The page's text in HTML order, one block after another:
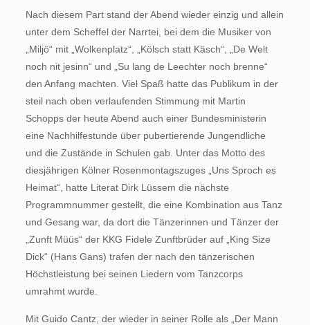
Nach diesem Part stand der Abend wieder einzig und allein
unter dem Scheffel der Narrtei, bei dem die Musiker von
„Miljö“ mit „Wolkenplatz“, „Kölsch statt Käsch“, „De Welt
noch nit jesinn“ und „Su lang de Leechter noch brenne“
den Anfang machten. Viel Spaß hatte das Publikum in der
steil nach oben verlaufenden Stimmung mit Martin
Schopps der heute Abend auch einer Bundesministerin
eine Nachhilfestunde über pubertierende Jungendliche
und die Zustände in Schulen gab. Unter das Motto des
diesjährigen Kölner Rosenmontagszuges „Uns Sproch es
Heimat“, hatte Literat Dirk Lüssem die nächste
Programmnummer gestellt, die eine Kombination aus Tanz
und Gesang war, da dort die Tänzerinnen und Tänzer der
„Zunft Müüs“ der KKG Fidele Zunftbrüder auf „King Size
Dick“ (Hans Gans) trafen der nach den tänzerischen
Höchstleistung bei seinen Liedern vom Tanzcorps
umrahmt wurde.
Mit Guido Cantz, der wieder in seiner Rolle als „Der Mann